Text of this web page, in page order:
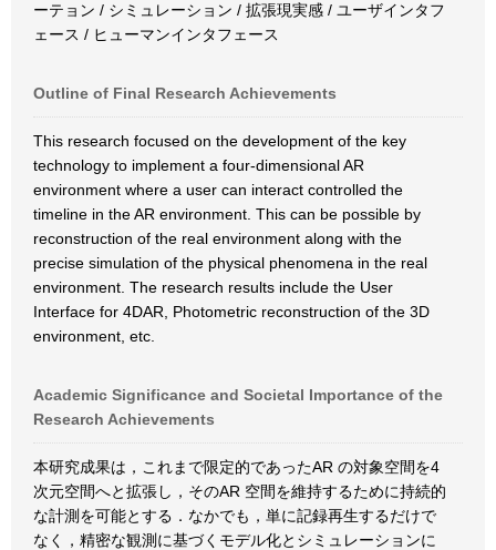
ーテョン / シミュレーション / 拡張現実感 / ユーザインタフ
ェース / ヒューマンインタフェース
Outline of Final Research Achievements
This research focused on the development of the key
technology to implement a four-dimensional AR
environment where a user can interact controlled the
timeline in the AR environment. This can be possible by
reconstruction of the real environment along with the
precise simulation of the physical phenomena in the real
environment. The research results include the User
Interface for 4DAR, Photometric reconstruction of the 3D
environment, etc.
Academic Significance and Societal Importance of the
Research Achievements
本研究成果は，これまで限定的であったAR の対象空間を4
次元空間へと拡張し，そのAR 空間を維持するために持続的
な計測を可能とする．なかでも，単に記録再生するだけで
なく，精密な観測に基づくモデル化とシミュレーションに